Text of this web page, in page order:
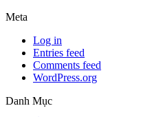
Meta
Log in
Entries feed
Comments feed
WordPress.org
Danh Mục